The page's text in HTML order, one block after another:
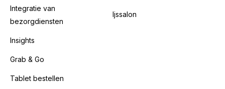
Integratie van
bezorgdiensten
Insights
Grab & Go
Tablet bestellen
Ijssalon